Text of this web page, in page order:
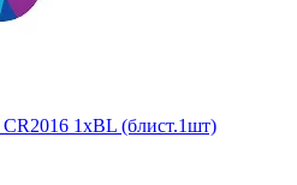
1хBL (блист.1шт)